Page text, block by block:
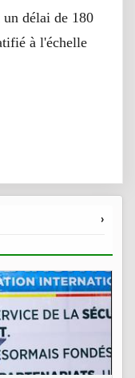
délai de 180
à l'échelle
›